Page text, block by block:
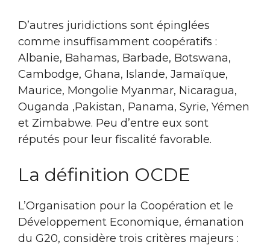
D’autres juridictions sont épinglées
comme insuffisamment coopératifs :
Albanie, Bahamas, Barbade, Botswana,
Cambodge, Ghana, Islande, Jamaïque,
Maurice, Mongolie Myanmar, Nicaragua,
Ouganda ,Pakistan, Panama, Syrie, Yémen
et Zimbabwe. Peu d’entre eux sont
réputés pour leur fiscalité favorable.
La définition OCDE
L’Organisation pour la Coopération et le
Développement Economique, émanation
du G20, considère trois critères majeurs :